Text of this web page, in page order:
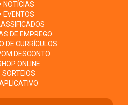
• NOTÍCIAS
• EVENTOS
DE EMPREGO
DE CURRÍCULOS
DESCONTO
ONLINE
SORTEIOS